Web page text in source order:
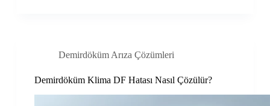
Demirdöküm Arıza Çözümleri
Demirdöküm Klima DF Hatası Nasıl Çözülür?